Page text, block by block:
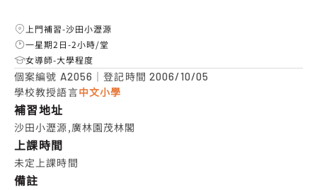
上門補習-沙田小瀝源
一星期2日-2小時/堂
女導師-大學程度
個案編號 A2056 ｜登記時間 2006/10/05
學校教授語言中文小學
補習地址
沙田小瀝源,廣林園茂林閣
上課時間
未定上課時間
備註